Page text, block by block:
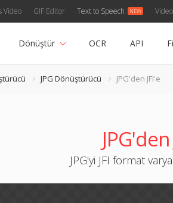
Video GIF Editor Text to Speech
Dönüştür OCR API
JPG Dönüştürücü JPG'den JFI'e
JPG'yi JFI format